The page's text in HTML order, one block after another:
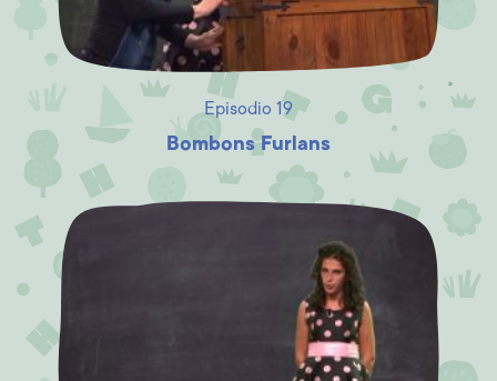
Episodio 19
Bombons Furlans